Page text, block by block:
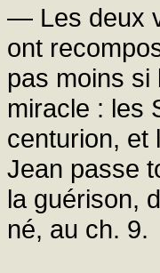
— Les deux
ont
pas moins
miracle : les
centurion, et
Jean passe
la guérison,
né, au ch. 9.